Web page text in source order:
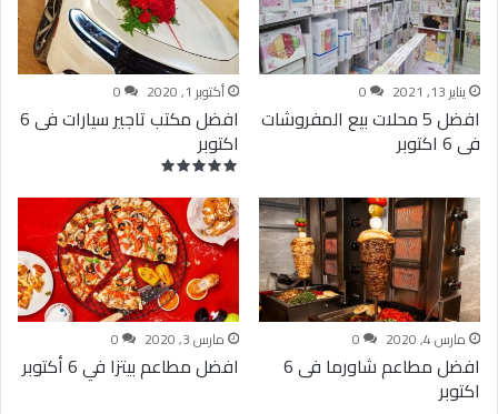
يناير 13, 2021 0
افضل 5 محلات بيع المفروشات
فى 6 اكتوبر
أكتوبر 1, 2020 0
افضل مكتب تاجير سيارات فى 6
اكتوبر
مارس 4, 2020 0
افضل مطاعم شاورما فى 6
اكتوبر
مارس 3, 2020 0
افضل مطاعم بيتزا في 6 أكتوبر